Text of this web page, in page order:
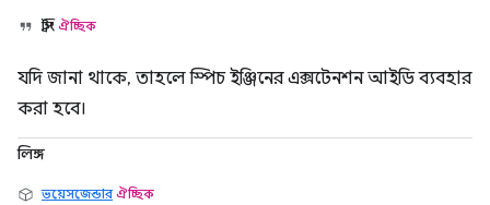
স্ট্রিং ঐচ্ছিক
যদি জানা থাকে, তাহলে স্পিচ ইঞ্জিনের এক্সটেনশন আইডি ব্যবহার
করা হবে।
লিঙ্গ
ভয়েসজেন্ডার ঐচ্ছিক